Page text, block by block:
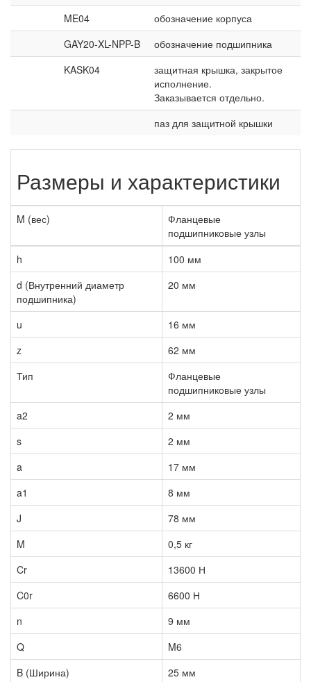
ME04
обозначение корпуса
GAY20-XL-NPP-B
обозначение подшипника
KASK04
защитная крышка, закрытое
исполнение.
Заказывается отдельно.
паз для защитной крышки
Размеры и характеристики
M (вес)
Фланцевые
подшипниковые узлы
h
100 мм
d (Внутренний диаметр
подшипника)
20 мм
u
16 мм
z
62 мм
Тип
Фланцевые
подшипниковые узлы
a2
2 мм
s
2 мм
a
17 мм
a1
8 мм
J
78 мм
M
0,5 кг
Cr
13600 Н
C0r
6600 Н
n
9 мм
Q
M6
B (Ширина)
25 мм